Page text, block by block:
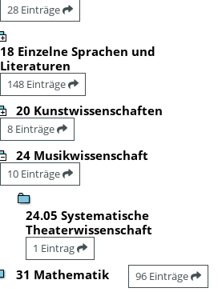
28 Einträge
18 Einzelne Sprachen und
Literaturen
148 Einträge
20 Kunstwissenschaften
8 Einträge
24 Musikwissenschaft
10 Einträge
24.05 Systematische
Theaterwissenschaft
1 Eintrag
31 Mathematik 96 Einträge